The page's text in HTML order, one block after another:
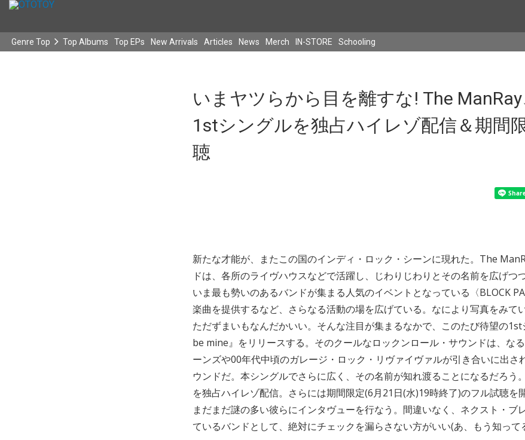
Genre Top Top Albums Top EPs New Arrivals Articles News Merch IN-STORE Schooling
いまヤツらから目を離すな! The
1stシングルを独占ハイレゾ配信＆期間
聴
新たな才能が、またこの国のインディ・ロック・シーンに現れた。The
ドは、各所のライヴハウスなどで活躍し、じわりじわりとその名前を広げつ
いま最も勢いのあるバンドが集まる人気のイベントとなっている〈BLOCK
楽曲を提供するなど、さらなる活動の場を広げている。なにより写真をみて
ただずまいもなんだかいい。そんな注目が集まるなかで、このたび待望の
be mine』をリリースする。そのクールなロックンロール・サウンドは、な
ーンズや00年代中頃のガレージ・ロック・リヴァイヴァルが引き合いに出さ
ウンドだ。本シングルでさらに広く、その名前が知れ渡ることになるだろう
を独占ハイレゾ配信。さらには期間限定(6月21日(水)19時終了)のフル試聴を
まだまだ謎の多い彼らにインタヴューを行なう。間違いなく、ネクスト・ブ
ているバンドとして、絶対にチェックを漏らさない方がいい(あ、もう知って